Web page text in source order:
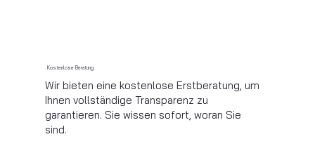
Kostenlose Beratung
Wir bieten eine kostenlose Erstberatung, um
Ihnen vollständige Transparenz zu
garantieren. Sie wissen sofort, woran Sie
sind.